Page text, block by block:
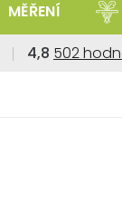
MĚŘENÍ
4,8 Průměrné
502